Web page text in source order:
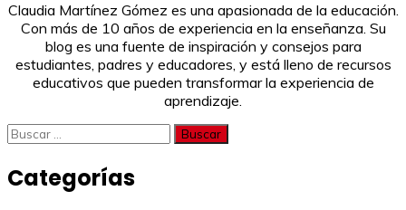
Claudia Martínez Gómez es una apasionada de la educación.
Con más de 10 años de experiencia en la enseñanza. Su
blog es una fuente de inspiración y consejos para
estudiantes, padres y educadores, y está lleno de recursos
educativos que pueden transformar la experiencia de
aprendizaje.
Buscar:
Categorías